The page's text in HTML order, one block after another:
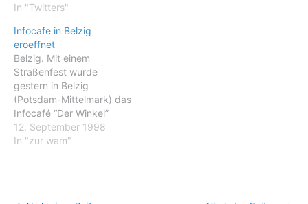
In "Twitters"
Infocafe in Belzig
eroeffnet
Belzig. Mit einem
Straßenfest wurde
gestern in Belzig
(Potsdam-Mittelmark) das
Infocafé “Der Winkel”
eröffnet. Es entstand in
einer ehemaligen Bäckerei
entwickeln. Schwerpunkt:
12. September 1998
In "zur wam"